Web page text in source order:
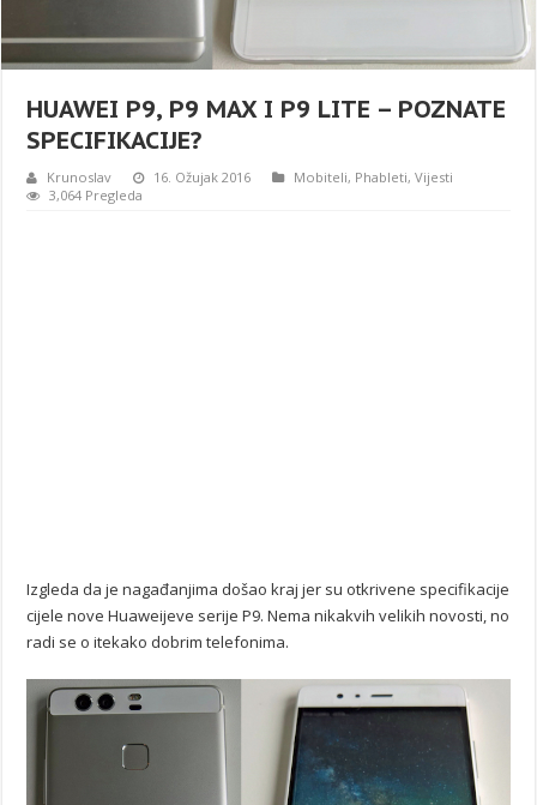
HUAWEI P9, P9 MAX I P9 LITE – POZNATE
SPECIFIKACIJE?
Krunoslav 16. Ožujak 2016 Mobiteli, Phableti,Vijesti
3,064 Pregleda
Izgleda da je nagađanjima došao kraj jer su otkrivene specifikacije
cijele nove Huaweijeve serije P9. Nema nikakvih velikih novosti, no
radi se o itekako dobrim telefonima.